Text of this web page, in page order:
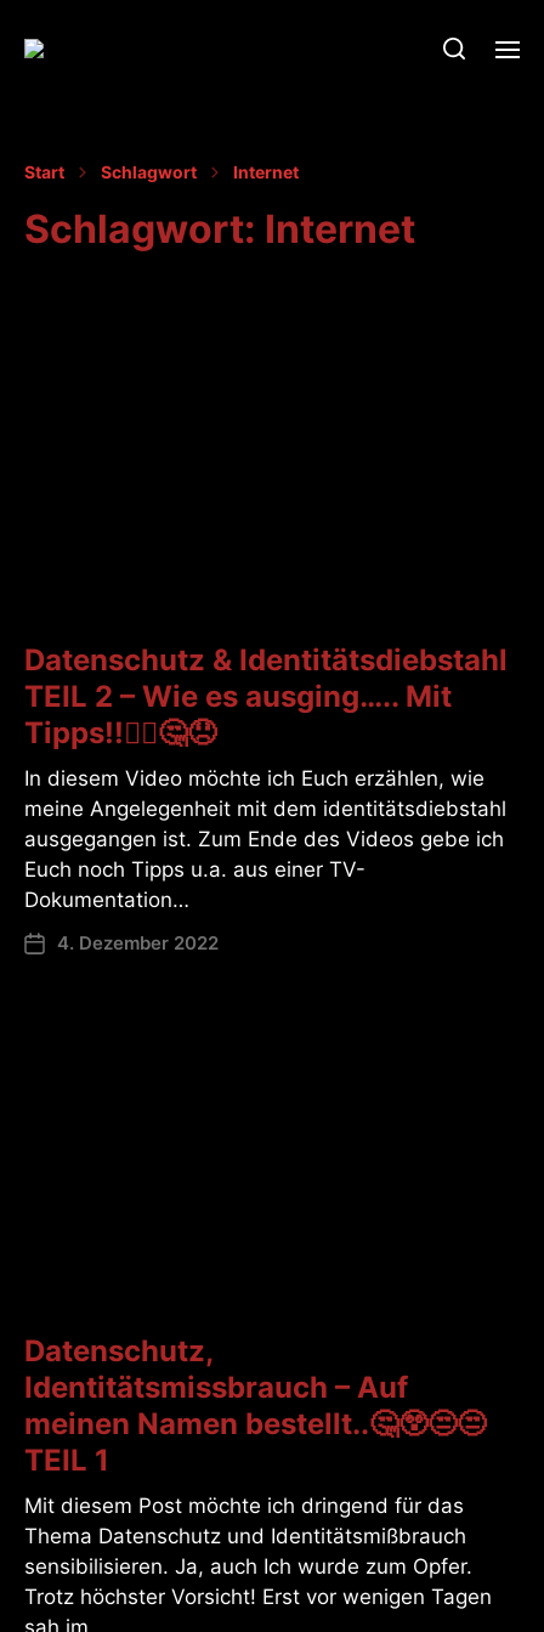
Start Schlagwort Internet
Schlagwort: Internet
Datenschutz & Identitätsdiebstahl
TEIL 2 – Wie es ausging….. Mit
Tipps!!🤷‍♂️🤔😞
In diesem Video möchte ich Euch erzählen, wie
meine Angelegenheit mit dem identitätsdiebstahl
ausgegangen ist. Zum Ende des Videos gebe ich
Euch noch Tipps u.a. aus einer TV-
Dokumentation…
4. Dezember 2022
Datenschutz,
Identitätsmissbrauch – Auf
meinen Namen bestellt..🤔😲😒😒
TEIL 1
Mit diesem Post möchte ich dringend für das
Thema Datenschutz und Identitätsmißbrauch
sensibilisieren. Ja, auch Ich wurde zum Opfer.
Trotz höchster Vorsicht! Erst vor wenigen Tagen
sah im…